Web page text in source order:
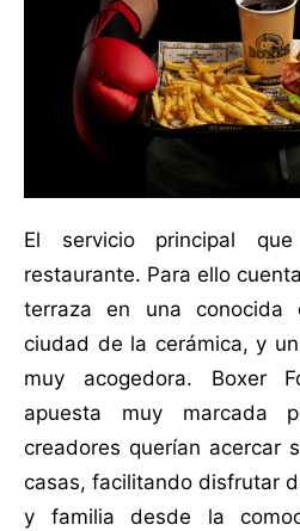
El servicio principal
restaurante. Para ello
terraza en una conocida
ciudad de la cerámica, y
muy acogedora. Boxer
apuesta muy marcada
creadores querían acercar
casas, facilitando disfrutar
y familia desde la